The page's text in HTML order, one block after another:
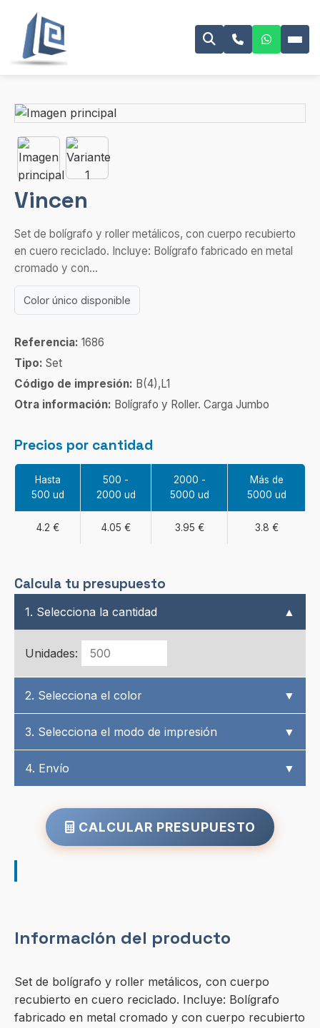
Vincen
Set de bolígrafo y roller metálicos, con cuerpo recubierto
en cuero reciclado. Incluye: Bolígrafo fabricado en metal
cromado y con...
Color único disponible
Referencia: 1686
Tipo: Set
Código de impresión: B(4),L1
Otra información: Bolígrafo y Roller. Carga Jumbo
Precios por cantidad
Hasta
500 ud
500 -
2000 ud
2000 -
5000 ud
Más de
5000 ud
4.2 € 4.05 € 3.95 € 3.8 €
Calcula tu presupuesto
1. Selecciona la cantidad ▲
Unidades:
2. Selecciona el color ▼
3. Selecciona el modo de impresión ▼
4. Envío ▼
CALCULAR PRESUPUESTO
Información del producto
Set de bolígrafo y roller metálicos, con cuerpo
recubierto en cuero reciclado. Incluye: Bolígrafo
fabricado en metal cromado y con cuerpo recubierto